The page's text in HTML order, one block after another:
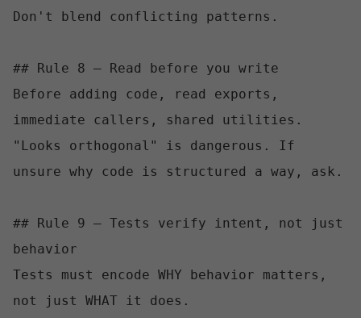
Don't blend conflicting patterns.
## Rule 8 — Read before you write
Before adding code, read exports,
immediate callers, shared utilities.
"Looks orthogonal" is dangerous. If
unsure why code is structured a way, ask.
## Rule 9 — Tests verify intent, not just
behavior
Tests must encode WHY behavior matters,
not just WHAT it does.